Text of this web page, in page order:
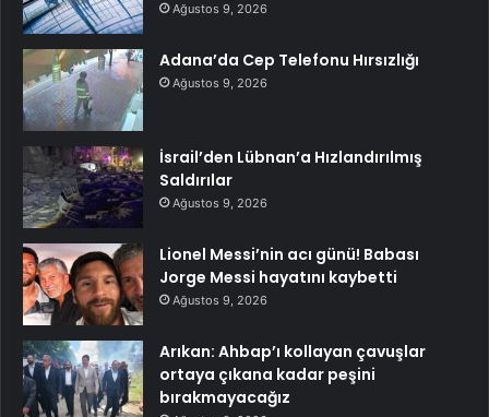
Ağustos 9, 2026
Adana’da Cep Telefonu Hırsızlığı
Ağustos 9, 2026
İsrail’den Lübnan’a Hızlandırılmış
Saldırılar
Ağustos 9, 2026
Lionel Messi’nin acı günü! Babası
Jorge Messi hayatını kaybetti
Ağustos 9, 2026
Arıkan: Ahbap’ı kollayan çavuşlar
ortaya çıkana kadar peşini
bırakmayacağız